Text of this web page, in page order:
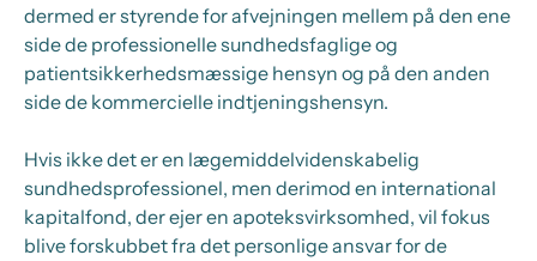
dermed er styrende for afvejningen mellem på den ene
side de professionelle sundhedsfaglige og
patientsikkerhedsmæssige hensyn og på den anden
side de kommercielle indtjeningshensyn.
Hvis ikke det er en lægemiddelvidenskabelig
sundhedsprofessionel, men derimod en international
kapitalfond, der ejer en apoteksvirksomhed, vil fokus
blive forskubbet fra det personlige ansvar for de